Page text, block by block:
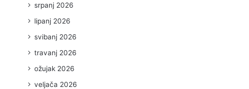
srpanj 2026
lipanj 2026
svibanj 2026
travanj 2026
ožujak 2026
veljača 2026